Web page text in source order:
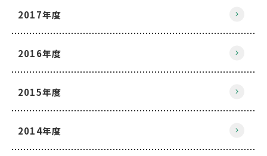
2017年度
2016年度
2015年度
2014年度